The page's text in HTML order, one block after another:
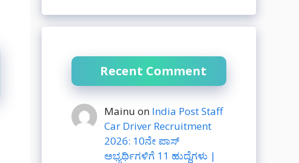
Recent Comment
Mainu on India Post Staff
Car Driver Recruitment
2026: 10ನೇ ಪಾಸ್
ಅಭ್ಯರ್ಥಿಗಳಿಗೆ 11 ಹುದ್ದೆಗಳು |